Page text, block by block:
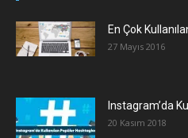
En Çok
27 Mayıs 2016
Instagram’da
20 Kasım 2018